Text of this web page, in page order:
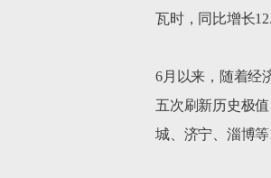
瓦时，同比增长
6月以来，随着经
五次刷新历史极
城、济宁、淄博